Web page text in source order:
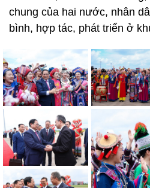
chung của hai nước, nhân
bình, hợp tác, phát triển ở